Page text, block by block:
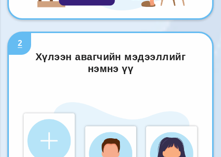
2
Хүлээн авагчийн мэдээллийг
нэмнэ үү